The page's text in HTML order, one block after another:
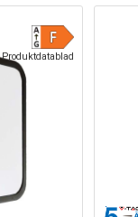
Produktdatablad